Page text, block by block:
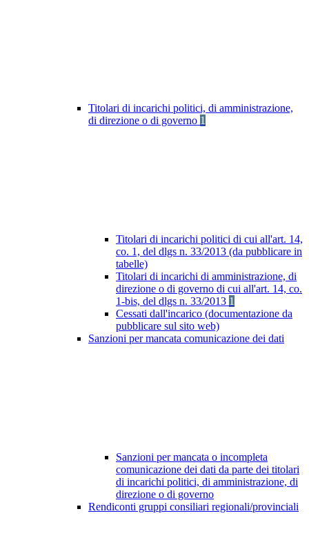
Titolari di incarichi politici, di amministrazione,
di direzione o di governo 1
Titolari di incarichi politici di cui all'art. 14,
co. 1, del dlgs n. 33/2013 (da pubblicare in
tabelle)
Titolari di incarichi di amministrazione, di
direzione o di governo di cui all'art. 14, co.
1-bis, del dlgs n. 33/2013 1
Cessati dall'incarico (documentazione da
pubblicare sul sito web)
Sanzioni per mancata comunicazione dei dati
Sanzioni per mancata o incompleta
comunicazione dei dati da parte dei titolari
di incarichi politici, di amministrazione, di
direzione o di governo
Rendiconti gruppi consiliari regionali/provinciali